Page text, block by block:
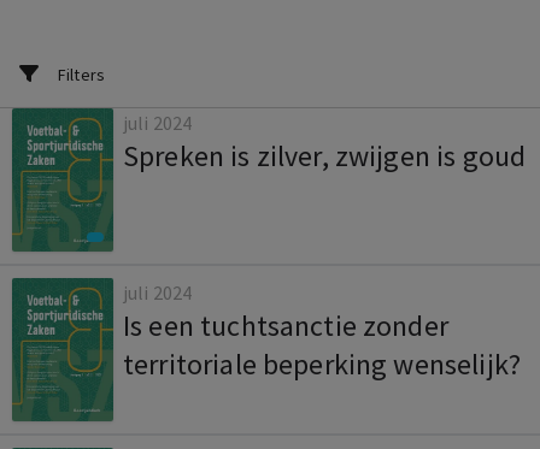
Filters
juli 2024
Spreken is zilver, zwijgen is goud
juli 2024
Is een tuchtsanctie zonder
territoriale beperking wenselijk?